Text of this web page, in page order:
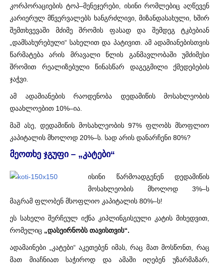
კორპორაციების ტოპ–მენეჯერები, ისინი რომლებიც აღწევენ
კარიერულ მწვერვალებს ხანგრძლივი, მიზანდასახული, ხშირ
შემთხვევაში მძიმე შრომის ფასად და შემდეგ ტკბებიან
„დამსახურებული“ სახელით და პატივით. ამ ადამიანებისთვის
წარმატება არის მრავალი წლის განმავლობაში უმძიმესი
შრომით რეალიზებული წინასწარ დაგეგმილი ქმედებების
ჯაჭვი.
ამ ადამიანების რაოდენობა დედამიწის მოსახლეობის
დაახლოებით 10%–ია.
მაშ ასე, დედამიწის მოსახლეობის 97% ფლობს მსოფლიო
კაპიტალის მხოლოდ 20%–ს. სად არის დანარჩენი 80%?
მეოთხე ჯგუფი – „კატები“
ისინი წარმოადგენენ დედამიწის
მოსახლეობის მხოლოდ 3%–ს
მაგრამ ფლობენ მსოფლიო კაპიტალის 80%–ს!
ეს სახელი შერჩეულ იქნა კიპლინგისეული კატის მიხედვით,
რომელიც „დასეირნობს თავისთვის“.
ადამაინები „კატები“ აკეთებენ იმას, რაც მათ მოსწონთ, რაც
მათ მიაჩნიათ საჭიროდ და ამაში იღებენ უზარმაზარ,